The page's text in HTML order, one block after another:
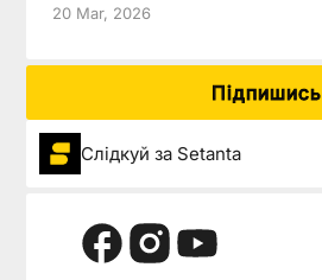
20 Mar, 2026
Підпишись
Слідкуй за Setanta